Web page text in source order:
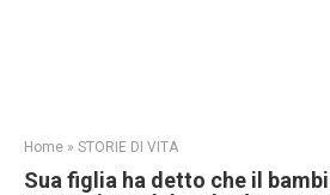
Home » STORIE DI VITA
Sua figlia ha detto che il